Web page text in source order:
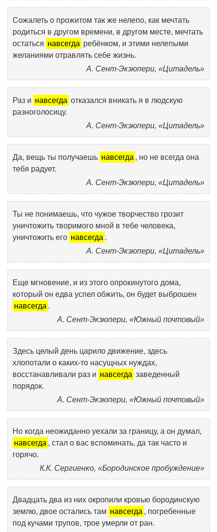
Сожалеть о прожитом так же нелепо, как мечтать
родиться в другом времени, в другом месте, мечтать
остаться навсегда ребёнком, и этими нелепыми
желаниями отравлять себе жизнь.
А. Сент-Экзюпери, «Цитадель»
Раз и навсегда отказался вникать я в людскую
разноголосицу.
А. Сент-Экзюпери, «Цитадель»
Да, вещь ты получаешь навсегда , но не всегда она
тебя радует.
А. Сент-Экзюпери, «Цитадель»
Ты не понимаешь, что чужое творчество грозит
уничтожить творимого мной в тебе человека,
уничтожить его навсегда .
А. Сент-Экзюпери, «Цитадель»
Еще мгновение, и из этого опрокинутого дома,
который он едва успел обжить, он будет выброшен
навсегда .
А. Сент-Экзюпери, «Южный почтовый»
Здесь целый день царило движение, здесь
хлопотали о каких-то насущных нуждах,
восстанавливали раз и навсегда заведенный
порядок.
А. Сент-Экзюпери, «Южный почтовый»
Но когда неожиданно уехали за границу, а он думал,
навсегда , стал о вас вспоминать, да так часто и
горячо.
К.К. Сергиенко, «Бородинское пробуждение»
Двадцать два из них окропили кровью бородинскую
землю, двое остались там навсегда , погребенные
под кучами трупов, трое умерли от ран.